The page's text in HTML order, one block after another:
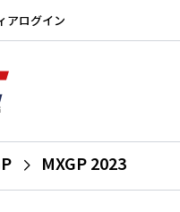
アログイン
MXGP 2023